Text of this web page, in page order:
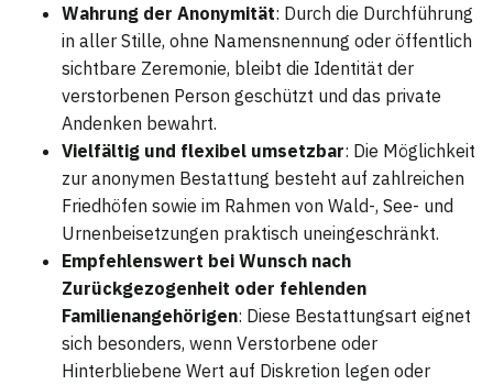
Wahrung der Anonymität: Durch die Durchführung
in aller Stille, ohne Namensnennung oder öffentlich
sichtbare Zeremonie, bleibt die Identität der
verstorbenen Person geschützt und das private
Andenken bewahrt.
Vielfältig und flexibel umsetzbar: Die Möglichkeit
zur anonymen Bestattung besteht auf zahlreichen
Friedhöfen sowie im Rahmen von Wald-, See- und
Urnenbeisetzungen praktisch uneingeschränkt.
Empfehlenswert bei Wunsch nach
Zurückgezogenheit oder fehlenden
Familienangehörigen: Diese Bestattungsart eignet
sich besonders, wenn Verstorbene oder
Hinterbliebene Wert auf Diskretion legen oder